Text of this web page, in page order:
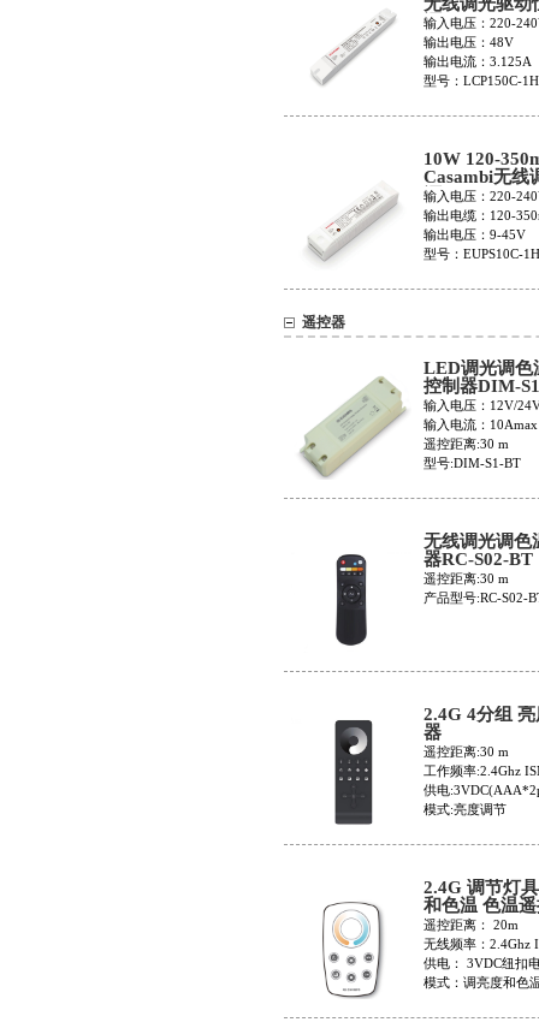
源LCP150C-
输入电压：220-
输出电压：48V
输出电流：3.125A
型号：LCP150C-
10W 120-
Casambi无线
源EUPS10C-
120
输入电压：220-
输出电缆：120-
输出电压：9-45V
型号：EUPS10C-
遥控器
LED调光调色
控制器DIM-
输入电压：12V/
输入电流：10Amax
遥控距离:30 m
型号:DIM-S1-BT
无线调光调色
器RC-S02-BT
遥控距离:30 m
产品型号:RC-S02-
2.4G 4分组
器
遥控距离:30 m
工作频率:2.4Ghz
供电
模式:亮度调节
2.4G 调节灯
和色温 色温
RC6
遥控距离： 20m
无线频率：2.4Ghz
供电： 3VDC纽扣
模式：调亮度和色